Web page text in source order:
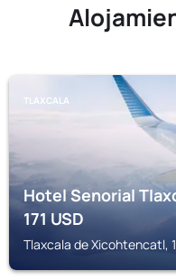
TLAXCALA
Hotel Senorial
171USD
Tlaxcala de Xicohtencatl,